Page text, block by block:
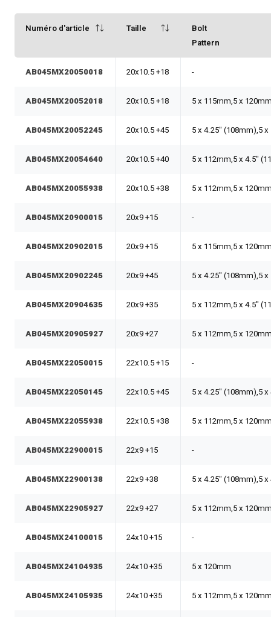
Numéro d'article Taille
Bolt
Pattern
AB045MX20050018 20x10.5 +18 -
AB045MX20052018 20x10.5 +18 5 x 115mm,5 x
AB045MX20052245 20x10.5 +45 5 x 4.25" (108mm),5
AB045MX20054640 20x10.5 +40 5 x 112mm,5 x 4.5"
AB045MX20055938 20x10.5 +38 5 x 112mm,5 x
AB045MX20900015 20x9 +15 -
AB045MX20902015 20x9 +15 5 x 115mm,5 x
AB045MX20902245 20x9 +45 5 x 4.25" (108mm),5
AB045MX20904635 20x9 +35 5 x 112mm,5 x 4.5"
AB045MX20905927 20x9 +27 5 x 112mm,5 x
AB045MX22050015 22x10.5 +15 -
AB045MX22050145 22x10.5 +45 5 x 4.25" (108mm),5
AB045MX22055938 22x10.5 +38 5 x 112mm,5 x
AB045MX22900015 22x9 +15 -
AB045MX22900138 22x9 +38 5 x 4.25" (108mm),5
AB045MX22905927 22x9 +27 5 x 112mm,5 x
AB045MX24100015 24x10 +15 -
AB045MX24104935 24x10 +35 5 x 120mm
AB045MX24105935 24x10 +35 5 x 112mm,5 x